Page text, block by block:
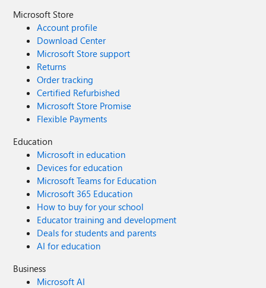
Microsoft Store
Account profile
Download Center
Microsoft Store support
Returns
Order tracking
Certified Refurbished
Microsoft Store Promise
Flexible Payments
Education
Microsoft in education
Devices for education
Microsoft Teams for Education
Microsoft 365 Education
How to buy for your school
Educator training and development
Deals for students and parents
AI for education
Business
Microsoft AI